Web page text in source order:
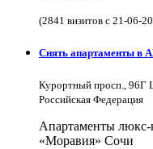
(2841 визитов с 21-06-
Снять апартаменты в
Курортный просп., 96Г
Российская Федерация
Апартаменты
«Моравия» Сочи